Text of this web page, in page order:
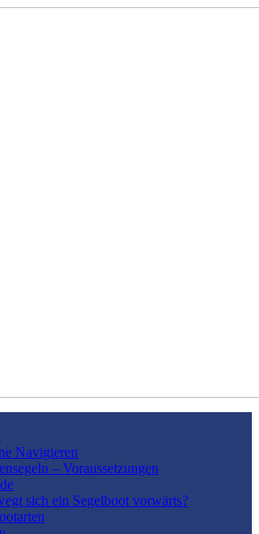
Navigieren
– Voraussetzungen
sich ein Segelboot vorwärts?